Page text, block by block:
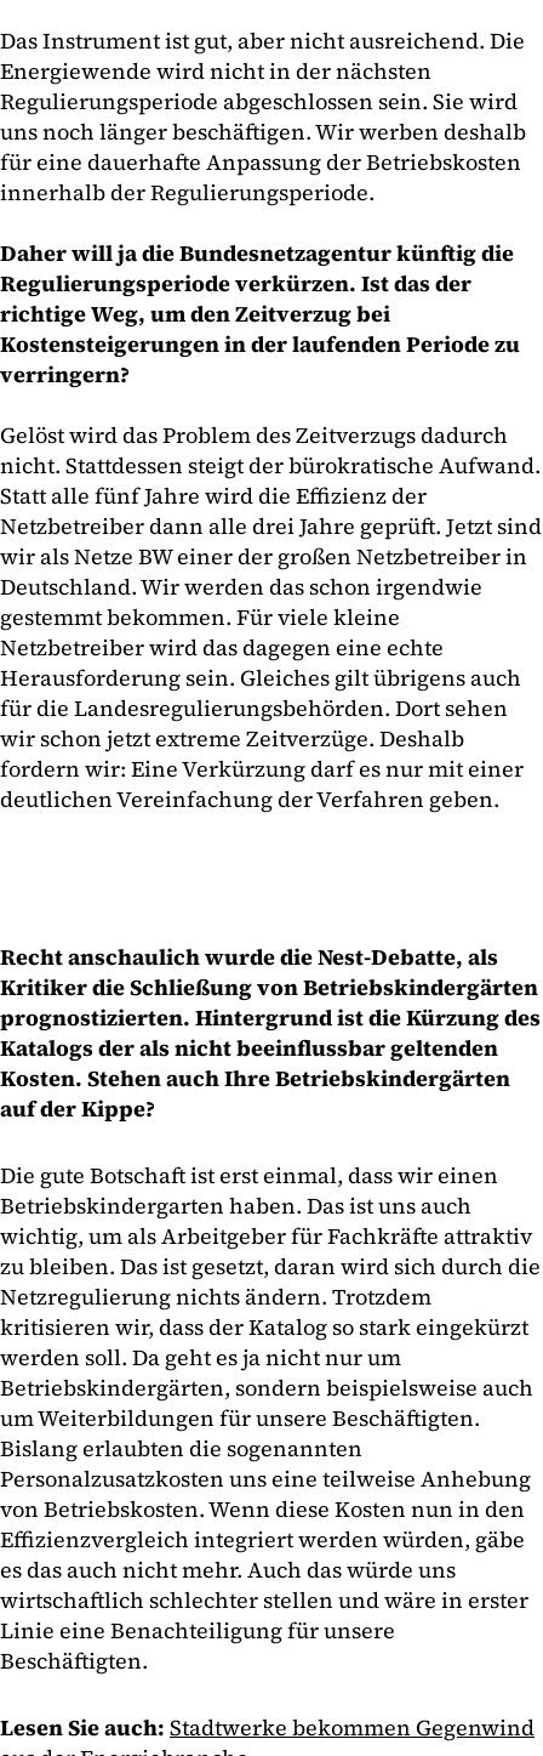
Das Instrument ist gut, aber nicht ausreichend. Die
Energiewende wird nicht in der nächsten
Regulierungsperiode abgeschlossen sein. Sie wird
uns noch länger beschäftigen. Wir werben deshalb
für eine dauerhafte Anpassung der Betriebskosten
innerhalb der Regulierungsperiode.
Daher will ja die Bundesnetzagentur künftig die
Regulierungsperiode verkürzen. Ist das der
richtige Weg, um den Zeitverzug bei
Kostensteigerungen in der laufenden Periode zu
verringern?
Gelöst wird das Problem des Zeitverzugs dadurch
nicht. Stattdessen steigt der bürokratische Aufwand.
Statt alle fünf Jahre wird die Effizienz der
Netzbetreiber dann alle drei Jahre geprüft. Jetzt sind
wir als Netze BW einer der großen Netzbetreiber in
Deutschland. Wir werden das schon irgendwie
gestemmt bekommen. Für viele kleine
Netzbetreiber wird das dagegen eine echte
Herausforderung sein. Gleiches gilt übrigens auch
für die Landesregulierungsbehörden. Dort sehen
wir schon jetzt extreme Zeitverzüge. Deshalb
fordern wir: Eine Verkürzung darf es nur mit einer
deutlichen Vereinfachung der Verfahren geben.
Recht anschaulich wurde die Nest-Debatte, als
Kritiker die Schließung von Betriebskindergärten
prognostizierten. Hintergrund ist die Kürzung des
Katalogs der als nicht beeinflussbar geltenden
Kosten. Stehen auch Ihre Betriebskindergärten
auf der Kippe?
Die gute Botschaft ist erst einmal, dass wir einen
Betriebskindergarten haben. Das ist uns auch
wichtig, um als Arbeitgeber für Fachkräfte attraktiv
zu bleiben. Das ist gesetzt, daran wird sich durch die
Netzregulierung nichts ändern. Trotzdem
kritisieren wir, dass der Katalog so stark eingekürzt
werden soll. Da geht es ja nicht nur um
Betriebskindergärten, sondern beispielsweise auch
um Weiterbildungen für unsere Beschäftigten.
Bislang erlaubten die sogenannten
Personalzusatzkosten uns eine teilweise Anhebung
von Betriebskosten. Wenn diese Kosten nun in den
Effizienzvergleich integriert werden würden, gäbe
es das auch nicht mehr. Auch das würde uns
wirtschaftlich schlechter stellen und wäre in erster
Linie eine Benachteiligung für unsere
Beschäftigten.
Lesen Sie auch: Stadtwerke bekommen Gegenwind